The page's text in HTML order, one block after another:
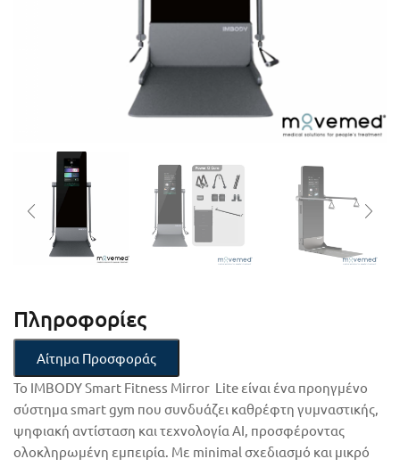
Πληροφορίες
Αίτημα Προσφοράς
Το IMBODY Smart Fitness Mirror Lite είναι ένα προηγμένο
σύστημα smart gym που συνδυάζει καθρέφτη γυμναστικής,
ψηφιακή αντίσταση και τεχνολογία AI, προσφέροντας
ολοκληρωμένη εμπειρία. Με minimal σχεδιασμό και μικρό